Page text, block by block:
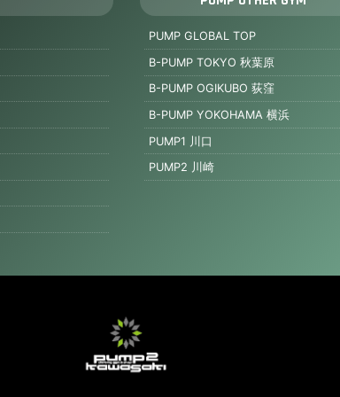
PUMP GLOBAL TOP
B-PUMP TOKYO 秋葉原
B-PUMP OGIKUBO 荻窪
B-PUMP YOKOHAMA 横浜
PUMP1 川口
PUMP2 川崎